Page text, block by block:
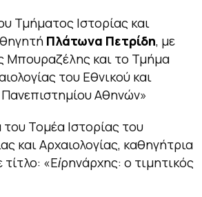
Τμήματος Ιστορίας και
Πλάτωνα Πετρίδη, με
Μπουραζέλης και το Τμήμα
του Εθνικού και
Αθηνών»
του Τομέα Ιστορίας του
και Αρχαιολογίας, καθηγήτρια
τίτλο: «Eἰρηνάρχης: ο τιμητικός